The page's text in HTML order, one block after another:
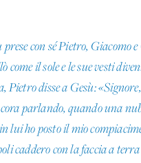
prese con sé Pietro,
come il sole e le sue vesti
Pietro disse a Gesù:
parlando, quando una
lui ho posto il mio
caddero con la faccia a